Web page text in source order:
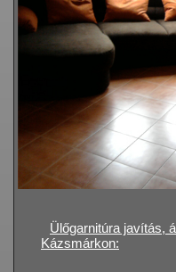
Ülőgarnitúra javítás,
Kázsmárkon: